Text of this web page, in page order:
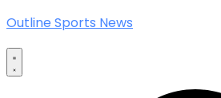
Outline Sports News